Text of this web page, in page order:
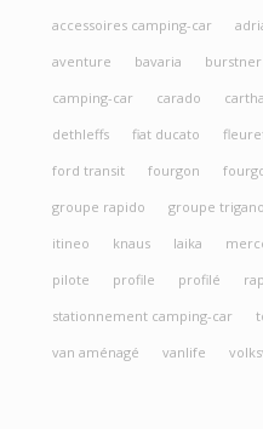
accessoires camping-car
aventure
bavaria burstner
camping-car
carado
dethleffs
fiat ducato
ford transit
fourgon
groupe rapido
groupe trigano
itineo
knaus laika
pilote
profile profilé
stationnement camping-car
van aménagé
vanlife